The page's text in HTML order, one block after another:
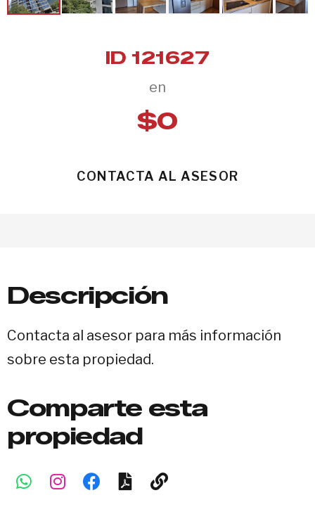
ID 121627
en
$0
CONTACTA AL ASESOR
Descripción
Contacta al asesor para más información
sobre esta propiedad.
Comparte esta
propiedad